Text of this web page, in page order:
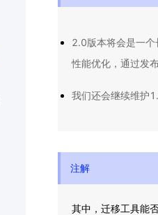
2.0版本将会是一
性能优化，通过发
我们还会继续维护
注解
其中，迁移工具能